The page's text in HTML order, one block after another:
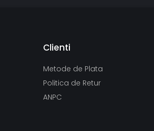
Clienti
Metode de Plata
Politica de Retur
ANPC